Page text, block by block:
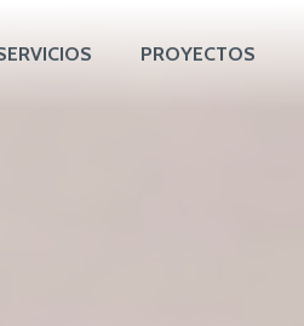
PROYECTOS